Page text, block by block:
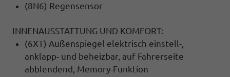
(8N6) Regensensor
INNENAUSSTATTUNG UND KOMFORT:
(6XT) Außenspiegel elektrisch einstell-,
anklapp- und beheizbar, auf Fahrerseite
abblendend, Memory-Funktion